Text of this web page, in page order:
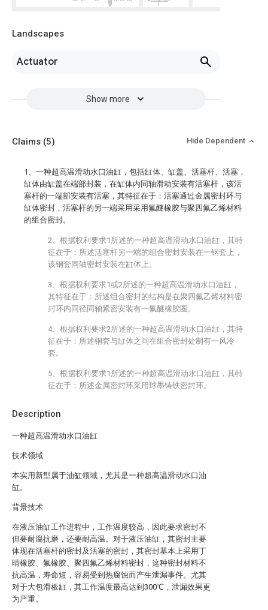
Landscapes
Actuator
Show more
Description
一种超高温滑动水口油缸
技术领域
本实用新型属于油缸领域，尤其是一种超高温滑动水口油
缸。
背景技术
在液压油缸工作进程中，工作温度较高，因此要求密封不
但要耐腐抗磨，还要耐高温。对于液压油缸，其密封主要
体现在活塞杆的密封及活塞的密封，其密封基本上采用丁
晴橡胶、氟橡胶、聚四氟乙烯材料密封，这种密封材料不
抗高温，寿命短，容易受到热腐蚀而产生泄漏事件。尤其
对于大包滑板缸，其工作温度最高达到300℃，泄漏效果更
为严重。
Claims (5) Hide Dependent
1、一种超高温滑动水口油缸，包括缸体、缸盖、活塞杆、活塞，
缸体由缸盖在端部封装，在缸体内同轴滑动安装有活塞杆，该活
塞杆的一端部安装有活塞，其特征在于：活塞通过金属密封环与
缸体密封，活塞杆的另一端采用采用氟醚橡胶与聚四氟乙烯材料
的组合密封。
2、根据权利要求1所述的一种超高温滑动水口油缸，其特
征在于：所述活塞杆另一端的组合密封安装在一钢套上，
该钢套同轴密封安装在缸体上。
3、根据权利要求1或2所述的一种超高温滑动水口油缸，
其特征在于：所述组合密封的结构是在聚四氟乙烯材料密
封环内同径同轴紧密安装有一氟醚橡胶圈。
4、根据权利要求2所述的一种超高温滑动水口油缸，其特
征在于：所述钢套与缸体之间在组合密封处制有一风冷
套。
5、根据权利要求1所述的一种超高温滑动水口油缸，其特
征在于：所述金属密封环采用球墨铸铁密封环。